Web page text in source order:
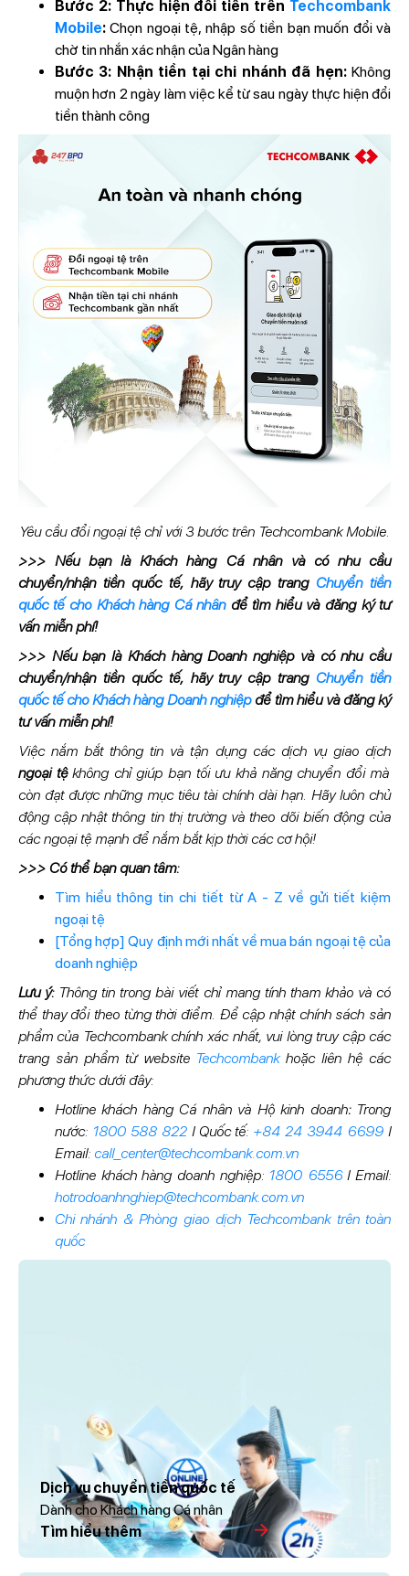
Bước 2: Thực hiện đổi tiền trên Techcombank
Mobile:Chọn ngoại tệ, nhập số tiền bạn muốn đổi và
chờ tin nhắn xác nhận của Ngân hàng
Bước 3: Nhận tiền tại chi nhánh đã hẹn:Không
muộn hơn 2 ngày làm việc kể từ sau ngày thực hiện đổi
tiền thành công
Yêu cầu đổi ngoại tệ chỉ với 3 bước trên Techcombank Mobile.
>>> Nếu bạn là Khách hàng Cá nhân và có nhu cầu
chuyển/nhận tiền quốc tế, hãy truy cập trang Chuyển tiền
quốc tế cho Khách hàng Cá nhânđể tìm hiểu và đăng ký tư
vấn miễn phí!
>>> Nếu bạn là Khách hàng Doanh nghiệp và có nhu cầu
chuyển/nhận tiền quốc tế, hãy truy cập trang Chuyển tiền
quốc tế cho Khách hàng Doanh nghiệpđể tìm hiểu và đăng ký
tư vấn miễn phí!
Việc nắm bắt thông tin và tận dụng các dịch vụ giao dịch
ngoại tệkhông chỉ giúp bạn tối ưu khả năng chuyển đổi mà
còn đạt được những mục tiêu tài chính dài hạn. Hãy luôn chủ
động cập nhật thông tin thị trường và theo dõi biến động của
các ngoại tệ mạnh để nắm bắt kịp thời các cơ hội!
>>> Có thể bạn quan tâm:
Tìm hiểu thông tin chi tiết từ A - Z về gửi tiết kiệm
ngoại tệ
[Tổng hợp] Quy định mới nhất về mua bán ngoại tệ của
doanh nghiệp
Lưu ý: Thông tin trong bài viết chỉ mang tính tham khảo và có
thể thay đổi theo từng thời điểm. Để cập nhật chính sách sản
phẩm của Techcombank chính xác nhất, vui lòng truy cập các
trang sản phẩm từ website Techcombankhoặc liên hệ các
phương thức dưới đây:
Hotline khách hàng Cá nhân và Hộ kinh doanh: Trong
nước: 1800 588 822I Quốc tế: +84 24 3944 6699 I
Email: call_center@techcombank.com.vn
Hotline khách hàng doanh nghiệp: 1800 6556I Email:
hotrodoanhnghiep@techcombank.com.vn
Chi nhánh & Phòng giao dịch Techcombank trên toàn
quốc
Dịch vụ chuyển tiền quốc tế
Dành cho Khách hàng Cá nhân
Tìm hiểu thêm